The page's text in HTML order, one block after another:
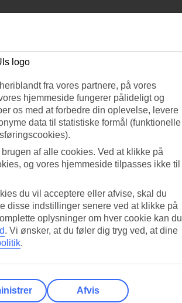
fra vores partnere, på vores
hjemmeside fungerer pålideligt og
os med at forbedre din oplevelse, levere
data til statistiske formål (funktionelle
af alle cookies. Ved at klikke på
og vores hjemmeside tilpasses ikke til
du vil acceptere eller afvise, skal du
disse indstillinger senere ved at klikke på
oplysninger om hver cookie kan du
. Vi ønsker, at du føler dig tryg ved, at dine
.
Afvis